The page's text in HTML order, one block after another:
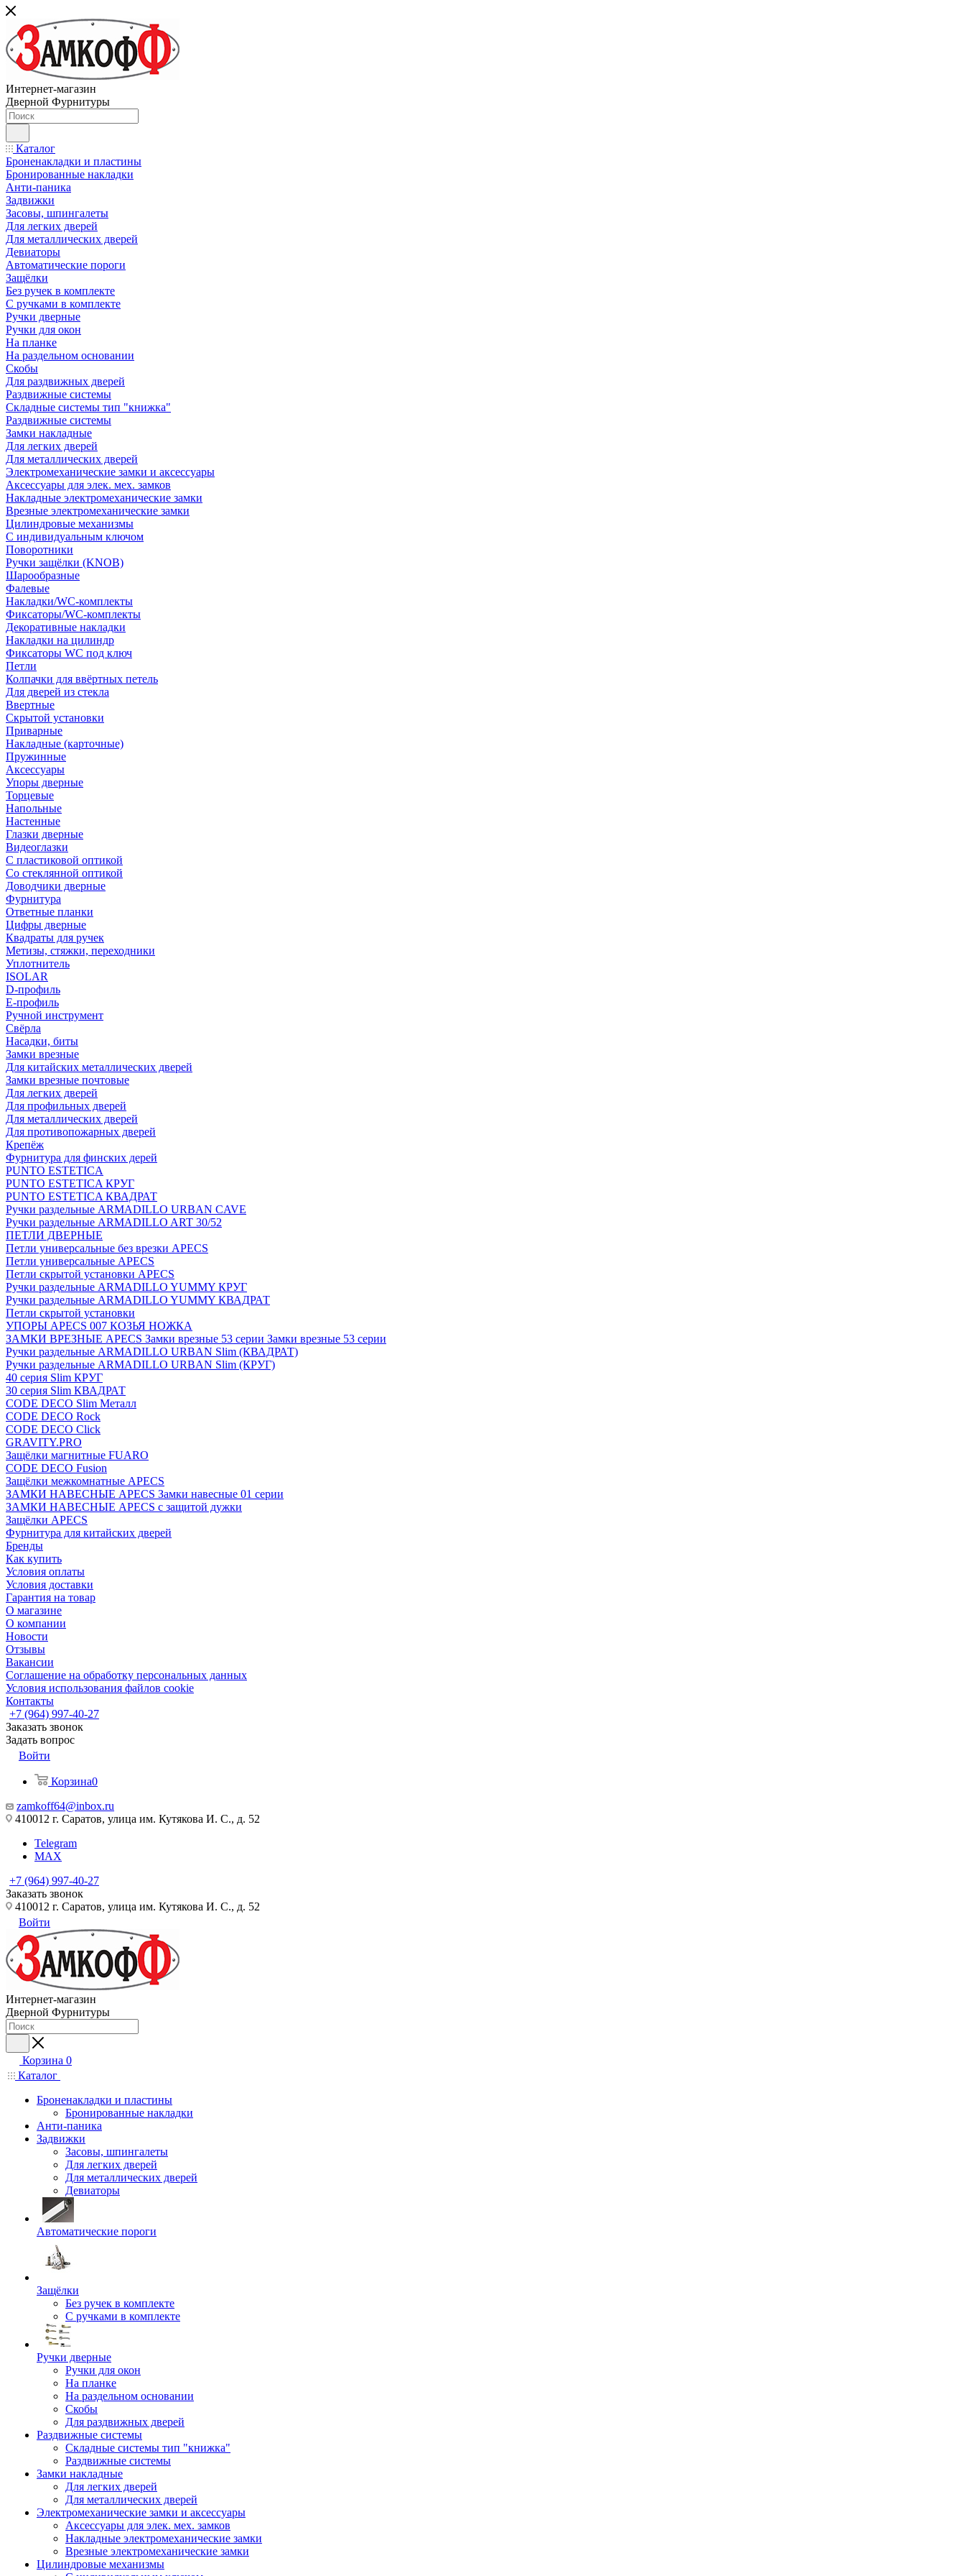
Интернет-магазин
Дверной Фурнитуры
Каталог
Броненакладки и пластины
Бронированные накладки
Анти-паника
Задвижки
Засовы, шпингалеты
Для легких дверей
Для металлических дверей
Девиаторы
Автоматические пороги
Защёлки
Без ручек в комплекте
С ручками в комплекте
Ручки дверные
Ручки для окон
На планке
На раздельном основании
Скобы
Для раздвижных дверей
Раздвижные системы
Складные системы тип "книжка"
Раздвижные системы
Замки накладные
Для легких дверей
Для металлических дверей
Электромеханические замки и аксессуары
Аксессуары для элек. мех. замков
Накладные электромеханические замки
Врезные электромеханические замки
Цилиндровые механизмы
С индивидуальным ключом
Поворотники
Ручки защёлки (KNOB)
Шарообразные
Фалевые
Накладки/WC-комплекты
Фиксаторы/WC-комплекты
Декоративные накладки
Накладки на цилиндр
Фиксаторы WC под ключ
Петли
Колпачки для ввёртных петель
Для дверей из стекла
Ввертные
Скрытой установки
Приварные
Накладные (карточные)
Пружинные
Аксессуары
Упоры дверные
Торцевые
Напольные
Настенные
Глазки дверные
Видеоглазки
С пластиковой оптикой
Со стеклянной оптикой
Доводчики дверные
Фурнитура
Ответные планки
Цифры дверные
Квадраты для ручек
Метизы, стяжки, переходники
Уплотнитель
ISOLAR
D-профиль
Е-профиль
Ручной инструмент
Свёрла
Насадки, биты
Замки врезные
Для китайских металлических дверей
Замки врезные почтовые
Для легких дверей
Для профильных дверей
Для металлических дверей
Для противопожарных дверей
Крепёж
Фурнитура для финских дерей
PUNTO ESTETICA
PUNTO ESTETICA КРУГ
PUNTO ESTETICA КВАДРАТ
Ручки раздельные ARMADILLO URBAN CAVE
Ручки раздельные ARMADILLO ART 30/52
ПЕТЛИ ДВЕРНЫЕ
Петли универсальные без врезки APECS
Петли универсальные APECS
Петли скрытой установки APECS
Ручки раздельные ARMADILLO YUMMY КРУГ
Ручки раздельные ARMADILLO YUMMY КВАДРАТ
Петли скрытой установки
УПОРЫ APECS 007 КОЗЬЯ НОЖКА
ЗАМКИ ВРЕЗНЫЕ APECS Замки врезные 53 серии Замки врезные 53 серии
Ручки раздельные ARMADILLO URBAN Slim (КВАДРАТ)
Ручки раздельные ARMADILLO URBAN Slim (КРУГ)
40 серия Slim КРУГ
30 серия Slim КВАДРАТ
CODE DECO Slim Металл
CODE DECO Rock
CODE DECO Click
GRAVITY.PRO
Защёлки магнитные FUARO
CODE DECO Fusion
Защёлки межкомнатные APECS
ЗАМКИ НАВЕСНЫЕ APECS Замки навесные 01 серии
ЗАМКИ НАВЕСНЫЕ APECS с защитой дужки
Защёлки APECS
Фурнитура для китайских дверей
Бренды
Как купить
Условия оплаты
Условия доставки
Гарантия на товар
О магазине
О компании
Новости
Отзывы
Вакансии
Соглашение на обработку персональных данных
Условия использования файлов cookie
Контакты
+7 (964) 997-40-27
Заказать звонок
Задать вопрос
Войти
Корзина0
zamkoff64@inbox.ru
410012 г. Саратов, улица им. Кутякова И. С., д. 52
Telegram
MAX
+7 (964) 997-40-27
Заказать звонок
410012 г. Саратов, улица им. Кутякова И. С., д. 52
Войти
Интернет-магазин
Дверной Фурнитуры
Корзина 0
Каталог
Броненакладки и пластины
Бронированные накладки
Анти-паника
Задвижки
Засовы, шпингалеты
Для легких дверей
Для металлических дверей
Девиаторы
Автоматические пороги
Защёлки
Без ручек в комплекте
С ручками в комплекте
Ручки дверные
Ручки для окон
На планке
На раздельном основании
Скобы
Для раздвижных дверей
Раздвижные системы
Складные системы тип "книжка"
Раздвижные системы
Замки накладные
Для легких дверей
Для металлических дверей
Электромеханические замки и аксессуары
Аксессуары для элек. мех. замков
Накладные электромеханические замки
Врезные электромеханические замки
Цилиндровые механизмы